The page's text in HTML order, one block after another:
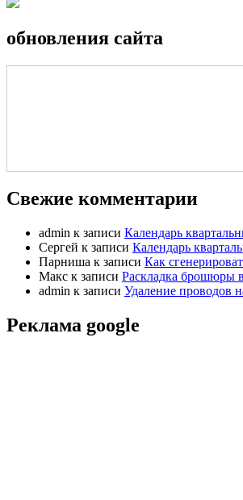
обновления сайта
Свежие комментарии
admin к записи Календарь
Сергей к записи Календарь
Парниша к записи Как
Макс к записи Раскладка брошюры
admin к записи Удаление проводов
Реклама google